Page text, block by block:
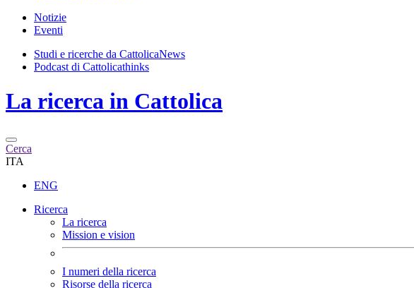
Notizie
Eventi
Studi e ricerche da CattolicaNews
Podcast di Cattolicathinks
La ricerca in Cattolica
Cerca
ITA
ENG
Ricerca
La ricerca
Mission e vision
I numeri della ricerca
Risorse della ricerca